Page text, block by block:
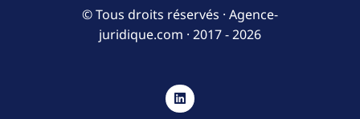
© Tous droits réservés · Agence-
juridique.com · 2017 - 2026